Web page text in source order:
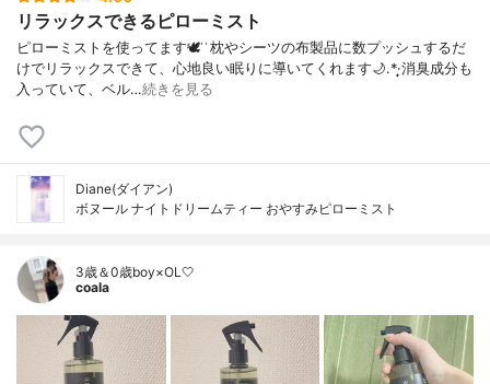
リラックスできるピローミスト
ピローミストを使ってます🕊 ͗ ͗枕やシーツの布製品に数プッシュするだ
けでリラックスできて、心地良い眠りに導いてくれます🌙.*·̩͙消臭成分も
入っていて、ベル…続きを見る
Diane(ダイアン)
ボヌール ナイトドリームティー おやすみピローミスト
3歳＆0歳boy×OL🤍
coala